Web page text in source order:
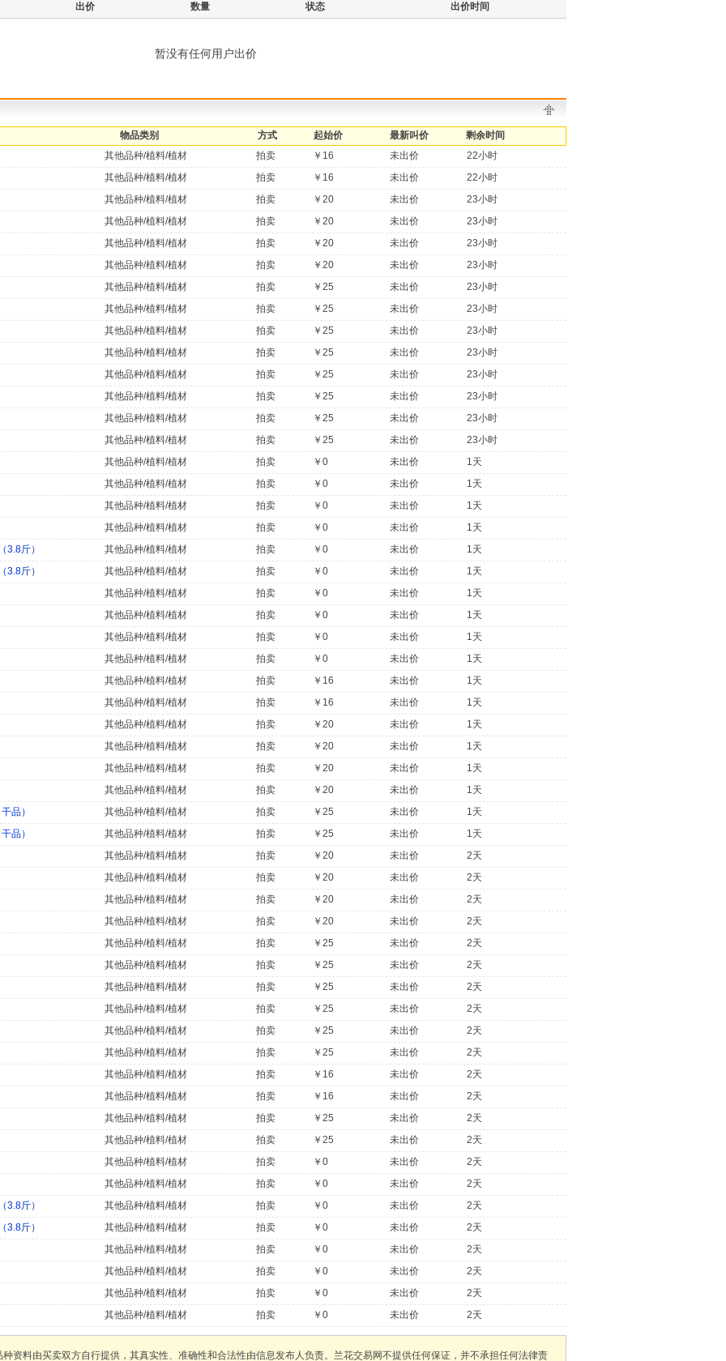
出价 数量 状态 出价时间
暂没有任何用户出价
物品类别 方式 起始价 最新叫价
剩余时间
其他品种/植料/植材
拍卖 ￥16 未出价
22小时
其他品种/植料/植材
拍卖 ￥16 未出价
22小时
其他品种/植料/植材
拍卖 ￥20 未出价
23小时
其他品种/植料/植材
拍卖 ￥20 未出价
23小时
其他品种/植料/植材
拍卖 ￥20 未出价
23小时
其他品种/植料/植材
拍卖 ￥20 未出价
23小时
其他品种/植料/植材
拍卖 ￥25 未出价
23小时
其他品种/植料/植材
拍卖 ￥25 未出价
23小时
其他品种/植料/植材
拍卖 ￥25 未出价
23小时
其他品种/植料/植材
拍卖 ￥25 未出价
23小时
其他品种/植料/植材
拍卖 ￥25 未出价
23小时
其他品种/植料/植材
拍卖 ￥25 未出价
23小时
其他品种/植料/植材
拍卖 ￥25 未出价
23小时
其他品种/植料/植材
拍卖 ￥25 未出价
23小时
其他品种/植料/植材
拍卖 ￥0 未出价
1天
其他品种/植料/植材
拍卖 ￥0 未出价
1天
其他品种/植料/植材
拍卖 ￥0 未出价
1天
其他品种/植料/植材
拍卖 ￥0 未出价
1天
3.8斤）
其他品种/植料/植材 拍卖 ￥0 未出价
1天
3.8斤）
其他品种/植料/植材 拍卖 ￥0 未出价
1天
其他品种/植料/植材
拍卖 ￥0 未出价
1天
其他品种/植料/植材
拍卖 ￥0 未出价
1天
其他品种/植料/植材
拍卖 ￥0 未出价
1天
其他品种/植料/植材
拍卖 ￥0 未出价
1天
其他品种/植料/植材
拍卖 ￥16 未出价
1天
其他品种/植料/植材
拍卖 ￥16 未出价
1天
其他品种/植料/植材
拍卖 ￥20 未出价
1天
其他品种/植料/植材
拍卖 ￥20 未出价
1天
其他品种/植料/植材
拍卖 ￥20 未出价
1天
其他品种/植料/植材
拍卖 ￥20 未出价
1天
品）
其他品种/植料/植材 拍卖 ￥25 未出价
1天
品）
其他品种/植料/植材 拍卖 ￥25 未出价
1天
其他品种/植料/植材
拍卖 ￥20 未出价
2天
其他品种/植料/植材
拍卖 ￥20 未出价
2天
其他品种/植料/植材
拍卖 ￥20 未出价
2天
其他品种/植料/植材
拍卖 ￥20 未出价
2天
其他品种/植料/植材
拍卖 ￥25 未出价
2天
其他品种/植料/植材
拍卖 ￥25 未出价
2天
其他品种/植料/植材
拍卖 ￥25 未出价
2天
其他品种/植料/植材
拍卖 ￥25 未出价
2天
其他品种/植料/植材
拍卖 ￥25 未出价
2天
其他品种/植料/植材
拍卖 ￥25 未出价
2天
其他品种/植料/植材
拍卖 ￥16 未出价
2天
其他品种/植料/植材
拍卖 ￥16 未出价
2天
其他品种/植料/植材
拍卖 ￥25 未出价
2天
其他品种/植料/植材
拍卖 ￥25 未出价
2天
其他品种/植料/植材
拍卖 ￥0 未出价
2天
其他品种/植料/植材
拍卖 ￥0 未出价
2天
3.8斤）
其他品种/植料/植材 拍卖 ￥0 未出价
2天
3.8斤）
其他品种/植料/植材 拍卖 ￥0 未出价
2天
其他品种/植料/植材
拍卖 ￥0 未出价
2天
其他品种/植料/植材
拍卖 ￥0 未出价
2天
其他品种/植料/植材
拍卖 ￥0 未出价
2天
其他品种/植料/植材
拍卖 ￥0 未出价 2天
资料由买卖双方自行提供，其真实性、准确性和合法性由信息发布人负责。兰花交易网不提供任何保证，并不承担任何法律责